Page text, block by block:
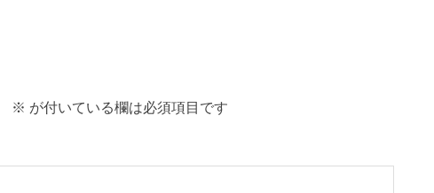
※ が付いている欄は必須項目です